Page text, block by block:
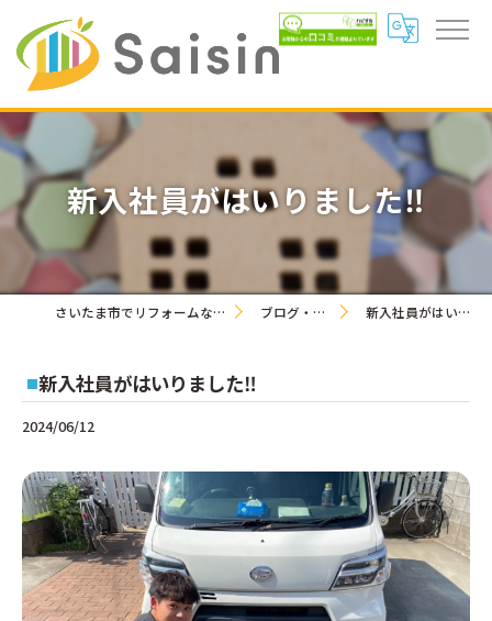
新入社員がはいりました‼️
さいたま市でリフォームなら合同会社彩信 ブログ・お知らせ 新入社員がはいりました‼️
新入社員がはいりました‼️
2024/06/12